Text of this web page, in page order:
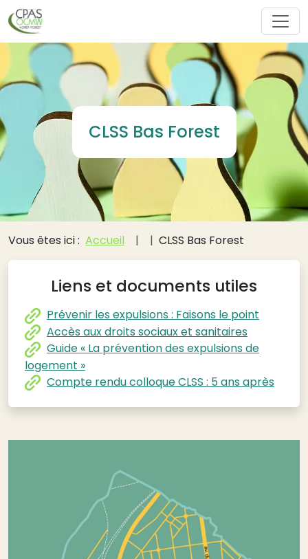
Aller au contenu principal
CLSS Bas Forest
Fil d'Ariane
Vous êtes ici : Accueil CLSS Bas Forest
Liens et documents utiles
Prévenir les expulsions : Faisons le point
Accès aux droits sociaux et sanitaires
Guide « La prévention des expulsions de
logement »
Compte rendu colloque CLSS : 5 ans après